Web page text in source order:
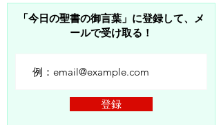
「今日の聖書の御言葉」に登録して、メ
ールで受け取る！
登録